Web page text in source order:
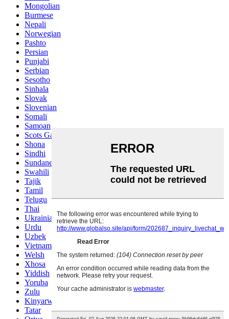
Mongolian
Burmese
Nepali
Norwegian
Pashto
Persian
Punjabi
Serbian
Sesotho
Sinhala
Slovak
Slovenian
Somali
Samoan
Scots Gaelic
Shona
Sindhi
Sundanese
Swahili
Tajik
Tamil
Telugu
Thai
Ukrainian
Urdu
Uzbek
Vietnamese
Welsh
Xhosa
Yiddish
Yoruba
Zulu
Kinyarwanda
Tatar